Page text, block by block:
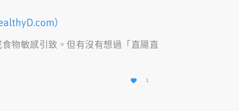
）
物敏感引致。但有沒有想過「直腸直

愛
它
1